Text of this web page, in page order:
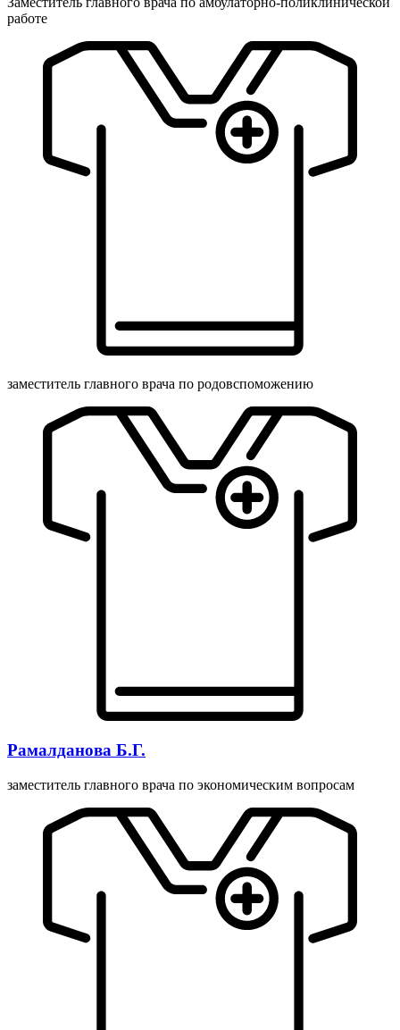
работе
заместитель главного врача по родовспоможению
Рамалданова Б.Г.
заместитель главного врача по экономическим вопросам